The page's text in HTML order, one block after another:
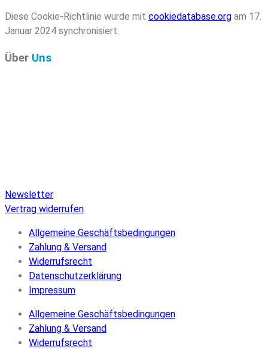
Diese Cookie-Richtlinie wurde mit cookiedatabase.org am 17.
Januar 2024 synchronisiert.
Über Uns
Newsletter
Vertrag widerrufen
Allgemeine Geschäftsbedingungen
Zahlung & Versand
Widerrufsrecht
Datenschutzerklärung
Impressum
Allgemeine Geschäftsbedingungen
Zahlung & Versand
Widerrufsrecht